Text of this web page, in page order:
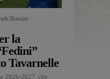
Bossini
la
Tavarnelle
2026-2027, che